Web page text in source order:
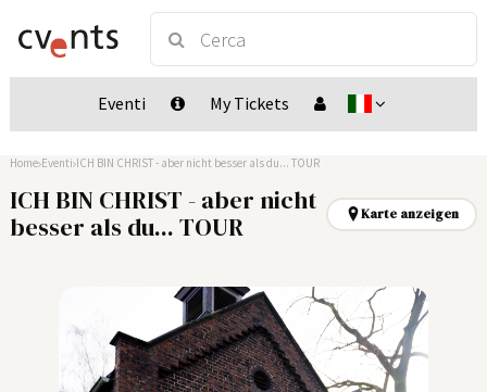
Eventi My Tickets
Home Eventi ICH BIN CHRIST - aber nicht besser als du... TOUR
ICH BIN CHRIST - aber nicht
besser als du... TOUR
Karte anzeigen